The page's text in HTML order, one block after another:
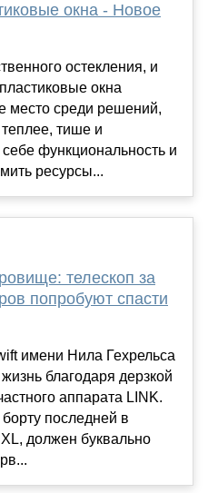
окна - Новое
остекления, и
окна
место среди решений,
тише и
функциональность и
ресурсы...
телескоп за
попробуют спасти
имени Нила Гехрельса
благодаря дерзкой
аппарата LINK.
последней в
должен буквально